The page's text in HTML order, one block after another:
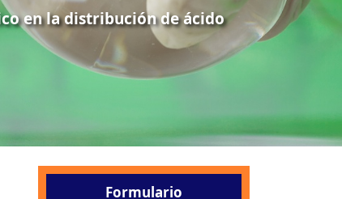
en la distribución de ácido
Formulario